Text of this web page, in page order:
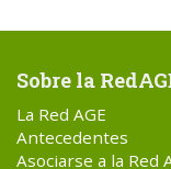
Sobre la
La Red AGE
Antecedentes
Asociarse a la Red